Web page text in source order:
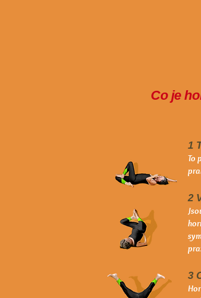
Co je
1
To
2
3